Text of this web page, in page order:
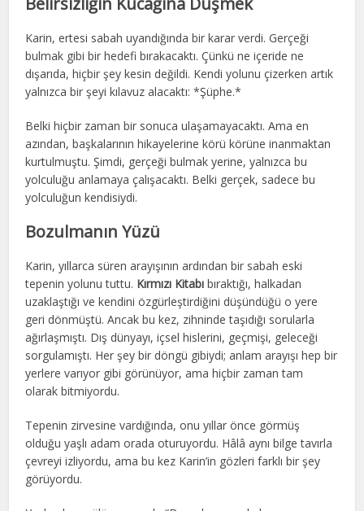
Karin, ertesi sabah uyandığında bir karar verdi. Gerçeği
bulmak gibi bir hedefi bırakacaktı. Çünkü ne içeride ne
dışarıda, hiçbir şey kesin değildi. Kendi yolunu çizerken artık
yalnızca bir şeyi kılavuz alacaktı: *Şüphe.*
Belki hiçbir zaman bir sonuca ulaşamayacaktı. Ama en
azından, başkalarının hikayelerine körü körüne inanmaktan
kurtulmuştu. Şimdi, gerçeği bulmak yerine, yalnızca bu
yolculuğu anlamaya çalışacaktı. Belki gerçek, sadece bu
yolculuğun kendisiydi.
Bozulmanın Yüzü
Karin, yıllarca süren arayışının ardından bir sabah eski
tepenin yolunu tuttu. Kırmızı Kitabı bıraktığı, halkadan
uzaklaştığı ve kendini özgürleştirdiğini düşündüğü o yere
geri dönmüştü. Ancak bu kez, zihninde taşıdığı sorularla
ağırlaşmıştı. Dış dünyayı, içsel hislerini, geçmişi, geleceği
sorgulamıştı. Her şey bir döngü gibiydi; anlam arayışı hep bir
yerlere varıyor gibi görünüyor, ama hiçbir zaman tam
olarak bitmiyordu.
Tepenin zirvesine vardığında, onu yıllar önce görmüş
olduğu yaşlı adam orada oturuyordu. Hâlâ aynı bilge tavırla
çevreyi izliyordu, ama bu kez Karin’in gözleri farklı bir şey
görüyordu.